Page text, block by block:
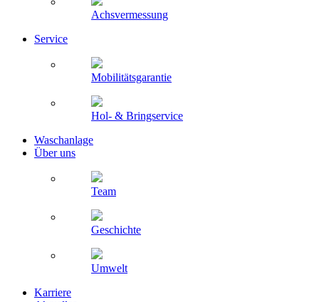
Achsvermessung
Service
Mobilitätsgarantie
Hol- & Bringservice
Waschanlage
Über uns
Team
Geschichte
Umwelt
Karriere